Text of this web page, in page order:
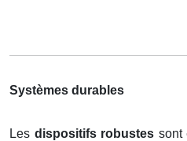
Systèmes durables
Les dispositifs robustes sont